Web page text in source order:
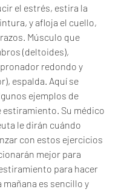
el estrés, estira la
y afloja el cuello,
Músculo que
(deltoides),
redondo y
espalda. Aquí se
ejemplos de
estiramiento. Su médico
le dirán cuándo
con estos ejercicios
mejor para
para hacer
mañana es sencillo y